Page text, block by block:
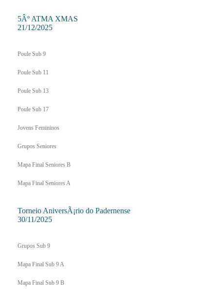
5Âº ATMA XMAS
21/12/2025
Poule Sub 9
Poule Sub 11
Poule Sub 13
Poule Sub 17
Jovens Femininos
Grupos Seniores
Mapa Final Seniores B
Mapa Final Seniores A
Torneio AniversÃ¡rio do Padernense
30/11/2025
Grupos Sub 9
Mapa Final Sub 9 A
Mapa Final Sub 9 B